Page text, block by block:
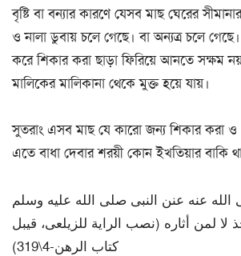
বৃষ্টি বা বন্যার কারণে যেসব মাছ ঘেরের
ও নালা ডুবায় চলে গেছে। বা অন্যত্র চলে
করে শিকার করা ছাড়া ফিরিয়ে আনতে সক্ষম
মালিকের মালিকানা থেকে মুক্ত হয়ে যায়।
সুতরাং এসব মাছ যে কারো জন্য শিকার করা
এতে বাধা দেবার শরয়ী কোন ইখতিয়ার বাকি
عنه عنن النبى صلى الله عليه وسلم
لا لمن أثاره (نصب الراية للزيلعى، قيبل
كتاب الرهن-4\319)